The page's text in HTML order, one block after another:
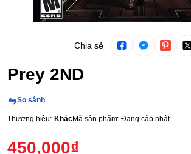
Chia sẻ
Prey 2ND
So sánh
Thương hiệu: KhácMã sản phẩm: Đang cập nhật
450,000₫